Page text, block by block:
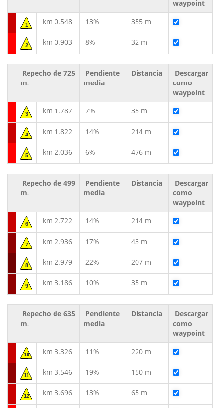
waypoint
1 km 0.548 13% 355 m
2 km 0.903 8% 32 m
Repecho de 725
m.
Pendiente
media
Distancia
Descargar
como
waypoint
3 km 1.787 7% 35 m
4 km 1.822 14% 214 m
5 km 2.036 6% 476 m
Repecho de 499
m.
Pendiente
media
Distancia
Descargar
como
waypoint
6 km 2.722 14% 214 m
7 km 2.936 17% 43 m
8 km 2.979 22% 207 m
9 km 3.186 10% 35 m
Repecho de 635
m.
Pendiente
media
Distancia
Descargar
como
waypoint
10 km 3.326 11% 220 m
11 km 3.546 19% 150 m
12 km 3.696 13% 65 m